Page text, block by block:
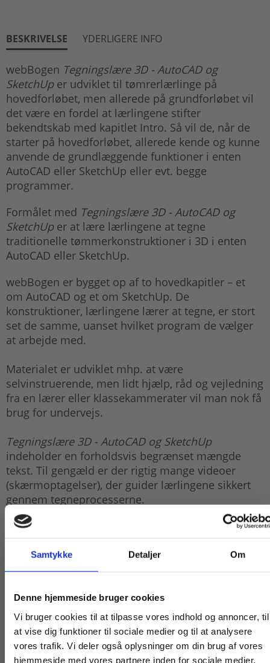
Samtykke Detaljer Om
Denne hjemmeside bruger cookies
Vi bruger cookies til at tilpasse vores indhold og annoncer, til
at vise dig funktioner til sociale medier og til at analysere
vores trafik. Vi deler også oplysninger om din brug af vores
hjemmeside med vores partnere inden for sociale medier,
BESKRIVELSE YDERLIGERE INFO
webBogen Tegningslære 3D - AutoCAD og
SketchUper udviklet til tømrerlærlinge på
hovedforløbet, men allerede på grundforløbet vil
det være en fordel at lærlingene stifter
bekendtskab med kapitlet Intro. Så vil de, når de
starter på hovedforløbet, allerede kende og kunne
anvende de grundlæggende funktioner i enten
AutoCAD eller SketchUp eller evt. begge
programmer.
Formålet med Tegningslære 3D - AutoCAD og
SketchUper at lære lærlingene at tegne
traditionelle tømmerkonstruktioner i 3D i enten
AutoCAD eller SketchUp.
webBogen er bygget op af to hovedkapitler – et
om AutoCAD og et om SketchUp. De
konstruktioner, lærlingene lærer at tegne, er stort
set de samme, uanset hvilket program de vælger
at arbejde med.
Materialet er udviklet mhp. at være
selvinstruerende, men lidt hjælp, råd og vejledning
fra en lærer eller klassekammerater vil man nok få
brug for undervejs.
Tegningslære 3D - AutoCAD og SketchUp
indeholder en forholdsvis begrænset mængde
tekst. Til gengæld er der rigtig mange videoer
(skærmoptagelser), der guider lærlingene sikkert
gennem tegneprocesserne.
Tegningslære 3D - AutoCAD og SketchUp
består af
5 hovedafsnit:
Intro
Væg
Gulv
Visualisering
Køb læremidler og find masterclasses mm.
Fortsæt som: